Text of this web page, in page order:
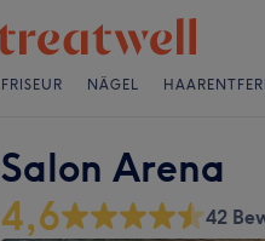
FRISEUR NÄGEL
Salon Arena
4,6 42